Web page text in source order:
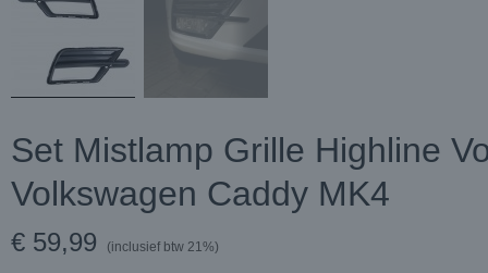
Set Mistlamp Grille Highline
Volkswagen Caddy MK4
€ 59,99 (inclusief btw 21%)